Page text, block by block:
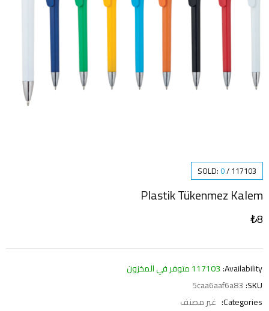
SOLD: 0/117103
Plastik Tükenmez Kalem
₺8
Availability: 117103 متوفر في المخزون
SKU:
5caa6aaf6a83
Categories: غير مصنف